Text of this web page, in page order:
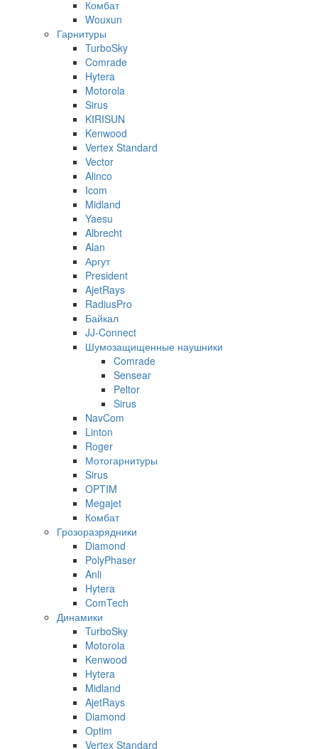
Комбат
Wouxun
Гарнитуры
TurboSky
Comrade
Hytera
Motorola
Sirus
KIRISUN
Kenwood
Vertex Standard
Vector
Alinco
Icom
Midland
Yaesu
Albrecht
Alan
Аргут
President
AjetRays
RadiusPro
Байкал
JJ-Connect
Шумозащищенные наушники
Comrade
Sensear
Peltor
Sirus
NavCom
Linton
Roger
Мотогарнитуры
Sirus
OPTIM
Megajet
Комбат
Грозоразрядники
Diamond
PolyPhaser
Anli
Hytera
ComTech
Динамики
TurboSky
Motorola
Kenwood
Hytera
Midland
AjetRays
Diamond
Optim
Vertex Standard